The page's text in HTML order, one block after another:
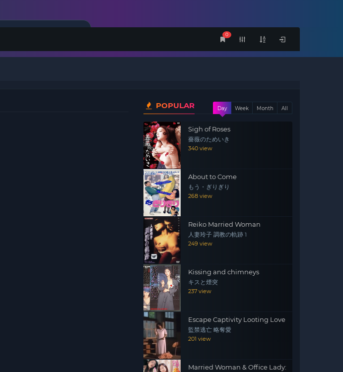
0
POPULAR Day Week Month All
Sigh of Roses
薔薇のためいき
340 view
About to Come
もう・ぎりぎり
268 view
Reiko Married Woman
人妻玲子 調教の軌跡 1
249 view
Kissing and chimneys
キスと煙突
237 view
Escape Captivity Looting Love
監禁逃亡 略奪愛
201 view
Married Woman & Office Lady: